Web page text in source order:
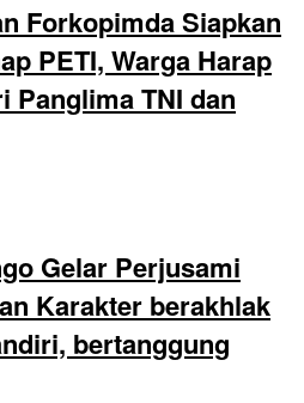
Forkopimda Siapkan
PETI, Warga Harap
Panglima TNI dan
Gelar Perjusami
Karakter berakhlak
bertanggung